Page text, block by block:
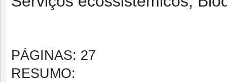
PÁGINAS: 27
RESUMO: